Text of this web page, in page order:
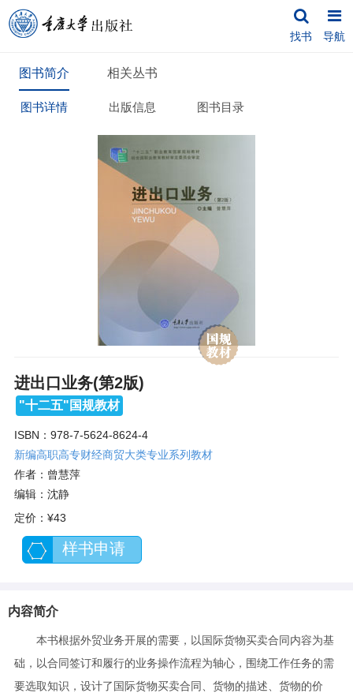
找书 导航
图书简介 相关丛书
图书详情 出版信息 图书目录
进出口业务(第2版)
"十二五"国规教材
ISBN：978-7-5624-8624-4
新编高职高专财经商贸大类专业系列教材
作者：曾慧萍
编辑：沈静
定价： ¥43
样书申请
内容简介
本书根据外贸业务开展的需要，以国际货物买卖合同内容为基
础，以合同签订和履行的业务操作流程为轴心，围绕工作任务的需
要选取知识，设计了国际货物买卖合同、货物的描述、货物的价